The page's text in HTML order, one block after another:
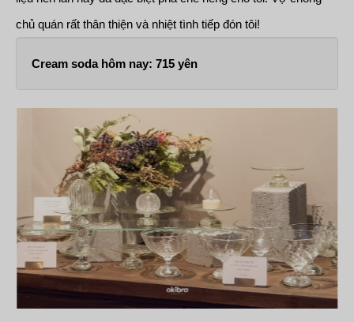
chủ quán rất thân thiện và nhiệt tình tiếp đón tôi!
Cream soda hôm nay: 715 yên